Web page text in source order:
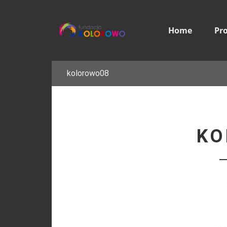
Home
kolorowo08